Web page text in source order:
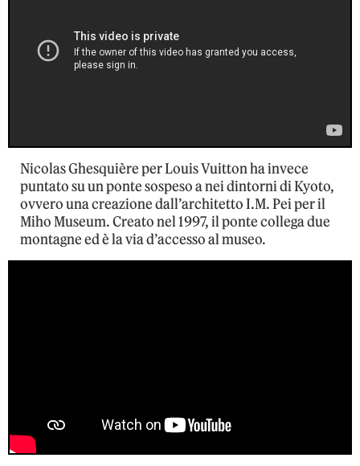
Nicolas Ghesquière per Louis Vuitton ha invece
puntato su un ponte sospeso a nei dintorni di Kyoto,
ovvero una creazione dall’architetto I.M. Pei per il
Miho Museum. Creato nel 1997, il ponte collega due
montagne ed è la via d’accesso al museo.